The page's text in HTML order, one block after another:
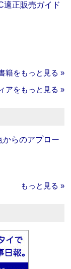
適正販売ガイド
籍をもっと見る »
アをもっと見る »
らのアプロー
もっと見る »